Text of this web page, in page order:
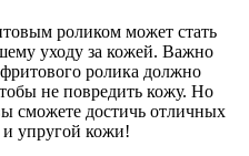
роликом может стать
уходу за кожей. Важно
ролика должно
не повредить кожу. Но
сможете достичь отличных
и упругой кожи!